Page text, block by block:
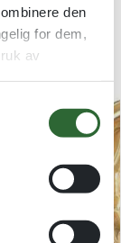
den
for dem,
av